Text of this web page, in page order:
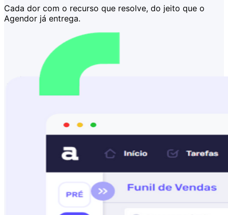
Cada dor com o recurso que resolve, do jeito que o
Agendor já entrega.